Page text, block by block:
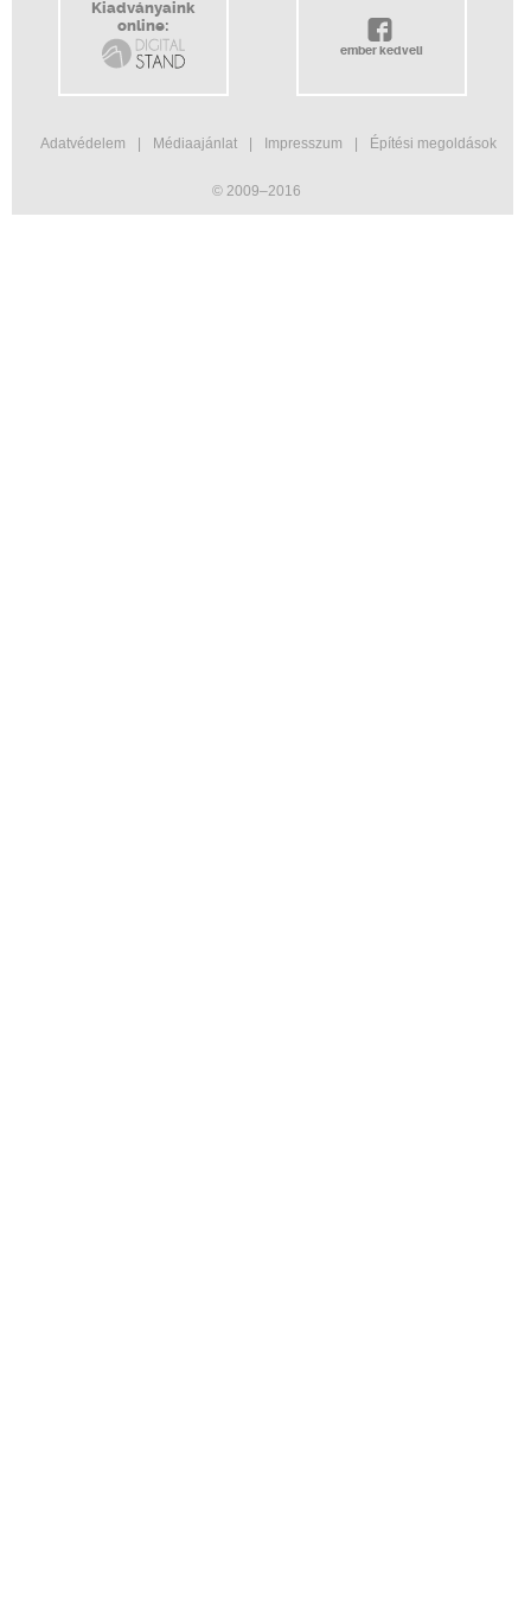
Kiadványaink
online:
ember kedveli
Adatvédelem Médiaajánlat Impresszum Építési megoldások
© 2009–2016